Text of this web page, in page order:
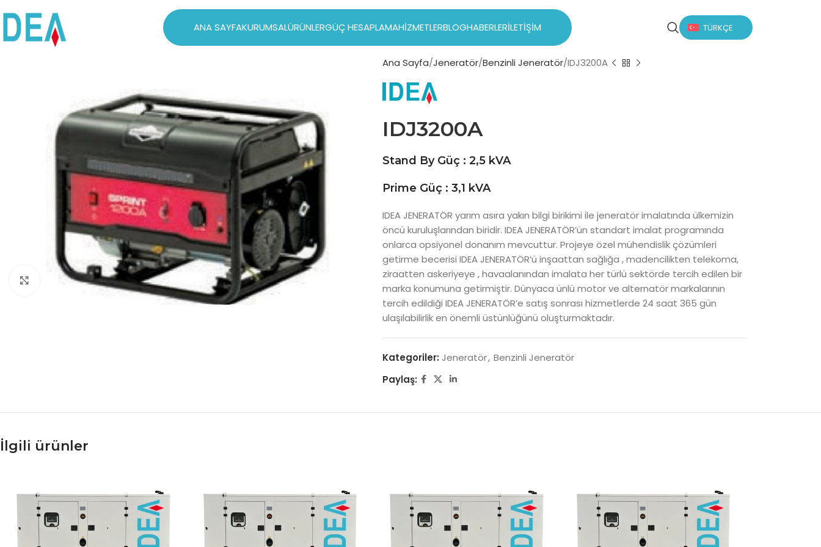
ANA SAYFAKURUMSALÜRÜNLERGÜÇ HESAPLAMAHIZMETLERBLOGHABERLERİLETIŞIM TÜRKÇE
Büyütmek için tıklayın
Ana Sayfa Jeneratör Benzinli Jeneratör IDJ3200A
IDJ3200A
Stand By Güç : 2,5 kVA
Prime Güç : 3,1 kVA
IDEA JENERATÖR yarım asıra yakın bilgi birikimi ile jeneratör imalatında ülkemizin
öncü kuruluşlarından biridir. IDEA JENERATÖR’ün standart imalat programında
onlarca opsiyonel donanım mevcuttur. Projeye özel mühendislik çözümleri
getirme becerisi IDEA JENERATÖR’ü inşaattan sağlığa , madencilikten telekoma,
ziraatten askeriyeye , havaalanından imalata her türlü sektörde tercih edilen bir
marka konumuna getirmiştir. Dünyaca ünlü motor ve alternatör markalarının
tercih edildiği IDEA JENERATÖR’e satış sonrası hizmetlerde 24 saat 365 gün
ulaşılabilirlik en önemli üstünlüğünü oluşturmaktadır.
Kategoriler: Jeneratör, Benzinli Jeneratör
Paylaş:
İlgili ürünler